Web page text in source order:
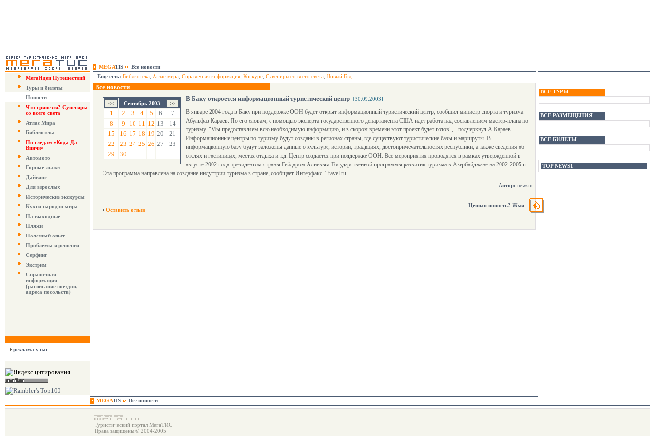
MEGATIS
Все новости
МегаИдеи Путешествий
Туры и билеты
Новости
Что привезти? Сувениры
со всего света
Атлас Мира
Библиотека
По следам «Кода Да
Винчи»
Автомото
Горные лыжи
Дайвинг
Для взрослых
Исторические экскурсы
Кухня народов мира
На выходные
Пляжи
Полезный опыт
Проблемы и решения
Серфинг
Экстрим
Справочная
информация
(расписание поездов,
адреса посольств)
реклама у нас
Еще есть: Библиотека Атлас мира Справочная информация Конкурс Сувениры со всего света Новый Год
Все новости
Сентябрь 2003
1 2 3 4 5 6
7
8
9 10 11 12 13
14
15
16 17 18 19 20
21
22
23 24 25 26 27
28
29
30
В Баку откроется информационный туристический центр [30.09.2003]
В январе 2004 года в Баку при поддержке ООН будет открыт информационный туристический центр, сообщил министр спорта и туризма
Абульфаз Караев. По его словам, с помощью эксперта государственного департамента США идет работа над составлением мастер-плана по
туризму. "Мы предоставляем всю необходимую информацию, и в скором времени этот проект будет готов", - подчеркнул А.Караев.
Информационные центры по туризму будут созданы в регионах страны, где существуют туристические базы и маршруты. В
информационную базу будут заложены данные о культуре, истории, традициях, достопримечательностях республики, а также сведения об
отелях и гостиницах, местах отдыха и т.д. Центр создается при поддержке ООН. Все мероприятия проводятся в рамках утвержденной в
августе 2002 года президентом страны Гейдаром Алиевым Государственной программы развития туризма в Азербайджане на 2002-2005 гг.
Эта программа направлена на создание индустрии туризма в стране, сообщает Интерфакс. Travel.ru
Автор: newsm
Оставить отзыв
Ценная новость? Жми -
ВСЕ ТУРЫ
ВСЕ РАЗМЕЩЕНИЯ
ВСЕ БИЛЕТЫ
TOP NEWS1
MEGATIS Все новости
Туристический портал МегаТИС
Права защищены © 2004-2005